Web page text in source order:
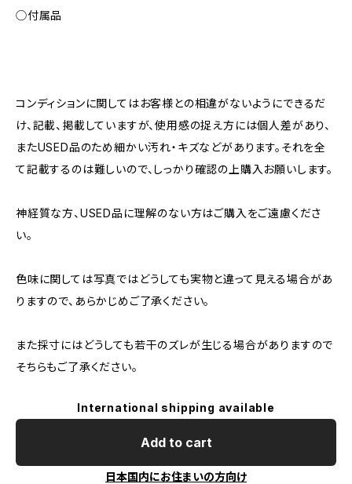
◯付属品
コンディションに関してはお客様との相違がないようにできるだ
け、記載、掲載していますが、使用感の捉え方には個人差があり、
またUSED品のため細かい汚れ・キズなどがあります。それを全
て記載するのは難しいので、しっかり確認の上購入お願いします。
神経質な方、USED品に理解のない方はご購入をご遠慮くださ
い。
色味に関しては写真ではどうしても実物と違って見える場合があ
りますので、あらかじめご了承ください。
また採寸にはどうしても若干のズレが生じる場合がありますので
そちらもご了承ください。
International shipping available
Add to cart
日本国内にお住まいの方向け